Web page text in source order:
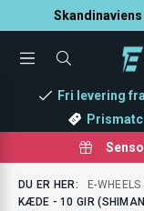
TOGGLESØG
Fri levering
DU ER HER: E-
KÆDE - 10 GIR